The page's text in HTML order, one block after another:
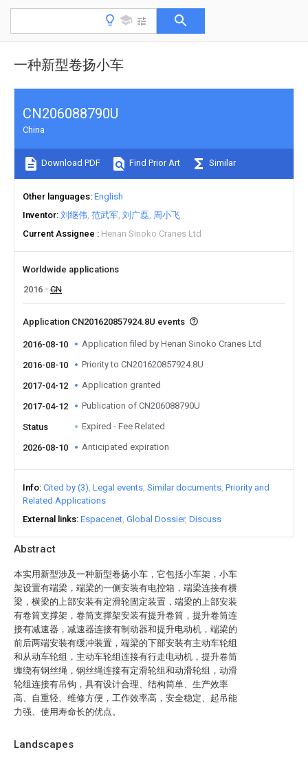
一种新型卷扬小车
Abstract
本实用新型涉及一种新型卷扬小车，它包括小车架，小车
架设置有端梁，端梁的一侧安装有电控箱，端梁连接有横
梁，横梁的上部安装有定滑轮固定装置，端梁的上部安装
有卷筒支撑架，卷筒支撑架安装有提升卷筒，提升卷筒连
接有减速器，减速器连接有制动器和提升电动机，端梁的
前后两端安装有缓冲装置，端梁的下部安装有主动车轮组
和从动车轮组，主动车轮组连接有行走电动机，提升卷筒
缠绕有钢丝绳，钢丝绳连接有定滑轮组和动滑轮组，动滑
轮组连接有吊钩，具有设计合理、结构简单、生产效率
高、自重轻、维修方便，工作效率高，安全稳定、起吊能
力强、使用寿命长的优点。
Landscapes
CN206088790U
China
Download PDF Find Prior Art Similar
Other languages English
Inventor 刘继伟 范武军 刘广磊 周小飞
Current Assignee
Henan Sinoko Cranes Ltd
Worldwide applications
2016
CN
Application CN201620857924.8U events
2016-08-10 Application filed by Henan Sinoko Cranes Ltd
2016-08-10 Priority to CN201620857924.8U
2017-04-12 Application granted
2017-04-12 Publication of CN206088790U
Status Expired - Fee Related
2026-08-10 Anticipated expiration
Info Cited by (3) Legal events Similar documents Priority and
Related Applications
External links Espacenet Global Dossier Discuss